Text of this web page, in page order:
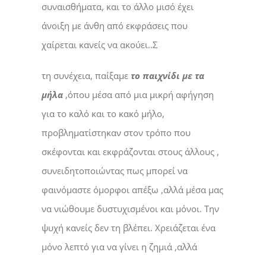
συναισθήματα, και το άλλο μισό έχει
άνοιξη με άνθη από εκφράσεις που
χαίρεται κανείς να ακούει..Σ
τη συνέχεια, παίξαμε το παιχνίδι με τα
μήλα,όπου μέσα από μια μικρή αφήγηση
για το καλό και το κακό μήλο,
προβληματίστηκαν στον τρόπο που
σκέφονται και εκφράζονται στους άλλους ,
συνειδητοποιώντας πως μπορεί να
φαινόμαστε όμορφοι απέξω ,αλλά μέσα μας
να νιώθουμε δυστυχισμένοι και μόνοι. Την
ψυχή κανείς δεν τη βλέπει. Χρειάζεται ένα
μόνο λεπτό για να γίνει η ζημιά ,αλλά